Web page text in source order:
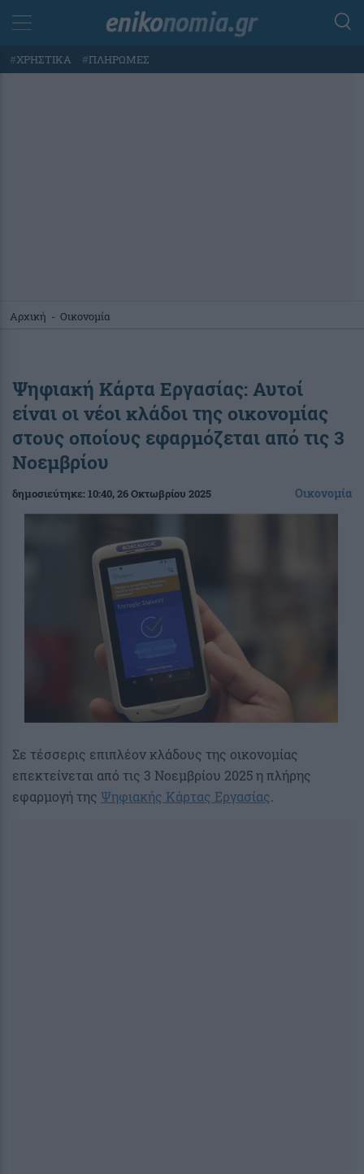
#ΧΡΗΣΤΙΚΑ #ΠΛΗΡΩΜΕΣ
Αρχική - Οικονομία
Ψηφιακή Κάρτα Εργασίας: Αυτοί
είναι οι νέοι κλάδοι της οικονομίας
στους οποίους εφαρμόζεται από τις 3
Νοεμβρίου
δημοσιεύτηκε:10:40, 26 Οκτωβρίου 2025 Οικονομία
Σε τέσσερις επιπλέον κλάδους της οικονομίας
επεκτείνεται από τις 3 Νοεμβρίου 2025 η πλήρης
εφαρμογή της Ψηφιακής Κάρτας Εργασίας.